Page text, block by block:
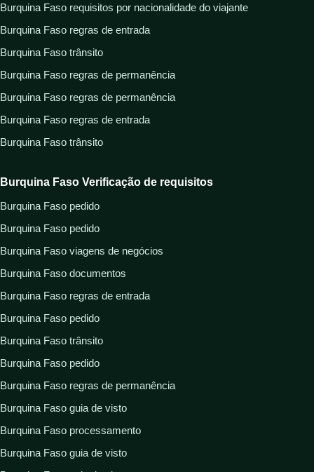
Burquina Faso requisitos por nacionalidade do viajante
Burquina Faso regras de entrada
Burquina Faso trânsito
Burquina Faso regras de permanência
Burquina Faso regras de permanência
Burquina Faso regras de entrada
Burquina Faso trânsito
Burquina Faso Verificação de requisitos
Burquina Faso pedido
Burquina Faso pedido
Burquina Faso viagens de negócios
Burquina Faso documentos
Burquina Faso regras de entrada
Burquina Faso pedido
Burquina Faso trânsito
Burquina Faso pedido
Burquina Faso regras de permanência
Burquina Faso guia de visto
Burquina Faso processamento
Burquina Faso guia de visto